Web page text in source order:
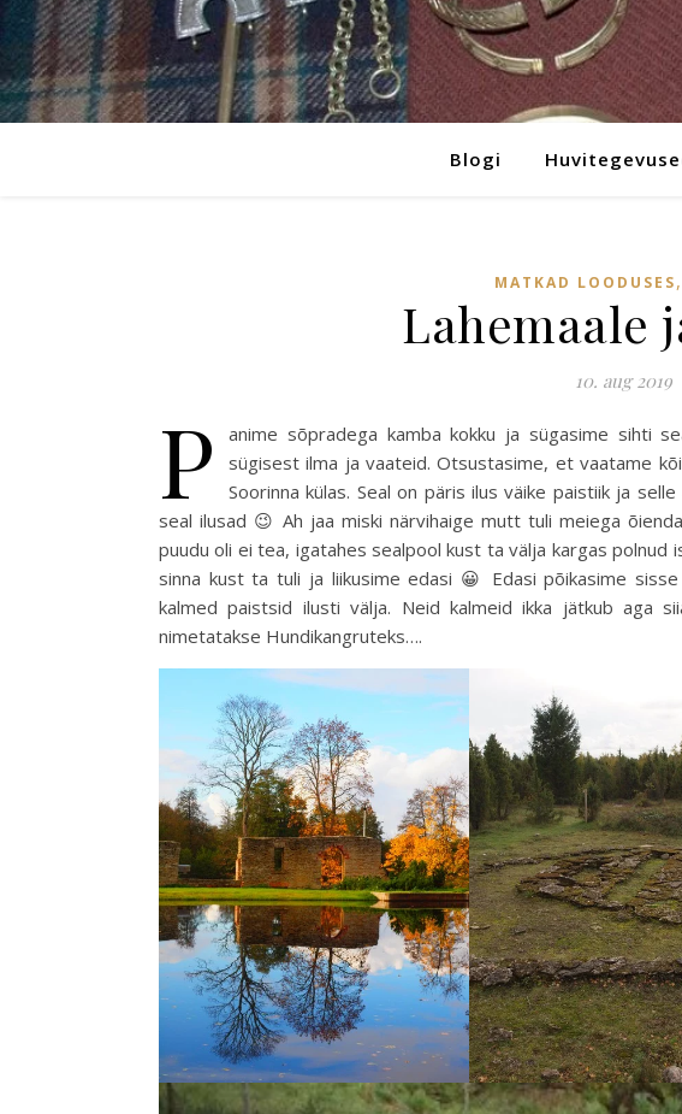
Blogi
MATKAD LOODUSES,
Lahemaale
10. aug 2019
P
anime sõpradega kamba kokku ja sügasime sihti
sügisest ilma ja vaateid. Otsustasime, et vaatame
Soorinna külas. Seal on päris ilus väike paistiik ja
seal ilusad 😉 Ah jaa miski närvihaige mutt tuli meiega
puudu oli ei tea, igatahes sealpool kust ta välja kargas polnud
sinna kust ta tuli ja liikusime edasi 😀 Edasi põikasime
kalmed paistsid ilusti välja. Neid kalmeid ikka jätkub aga
nimetatakse Hundikangruteks….